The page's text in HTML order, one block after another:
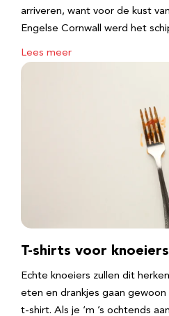
arriveren, want voor de kust
Engelse Cornwall werd het
Lees meer
T-shirts voor knoeiers
Echte knoeiers zullen dit
eten en drankjes gaan
t-shirt. Als je ‘m ’s ochtends